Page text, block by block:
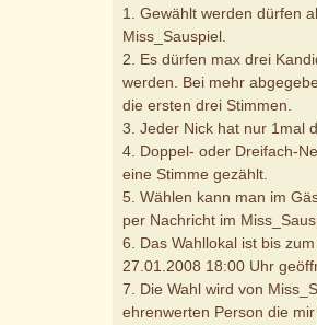
1. Gewählt werden dürfen
Miss_Sauspiel.
2. Es dürfen max drei
werden. Bei mehr
die ersten drei Stimmen.
3. Jeder Nick hat nur 1mal
4. Doppel- oder Dreifach-
eine Stimme gezählt.
5. Wählen kann man im
per Nachricht im
6. Das Wahllokal ist bis
27.01.2008 18:00 Uhr
7. Die Wahl wird von
ehrenwerten Person die